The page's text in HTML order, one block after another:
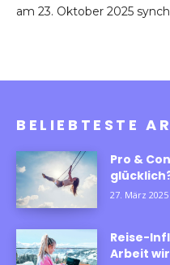
am 23. Oktober 2025
BELIEBTESTE
Pro &
27. März 2025
Reise-
Arbeit